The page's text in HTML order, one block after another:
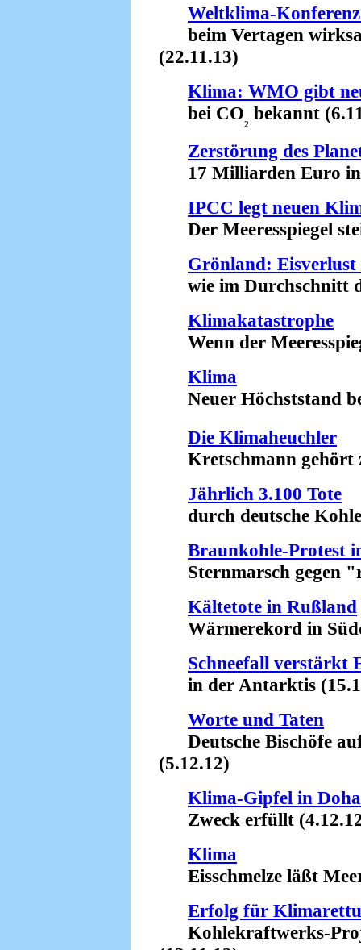
Weltklima-
beim Vertagen
(22.11.13)
Klima: WMO gibt
bei CO₂ bekannt
Zerstörung des
17 Milliarden Euro in
IPCC legt neuen
Der Meeresspiegel
Grönland: Eisverlust
wie im Durchschnitt
Klimakatastrophe
Wenn der
Klima
Neuer Höchststand
Die Klimaheuchler
Kretschmann gehört
Jährlich 3.100 Tote
durch deutsche
Braunkohle-Protest
Sternmarsch gegen
Kältetote in Rußland
Wärmerekord in
Schneefall verstärkt
in der Antarktis
Worte und Taten
Deutsche Bischöfe
(5.12.12)
Klima-Gipfel in
Zweck erfüllt
Klima
Eisschmelze läßt
Erfolg für
Kohlekraftwerks-